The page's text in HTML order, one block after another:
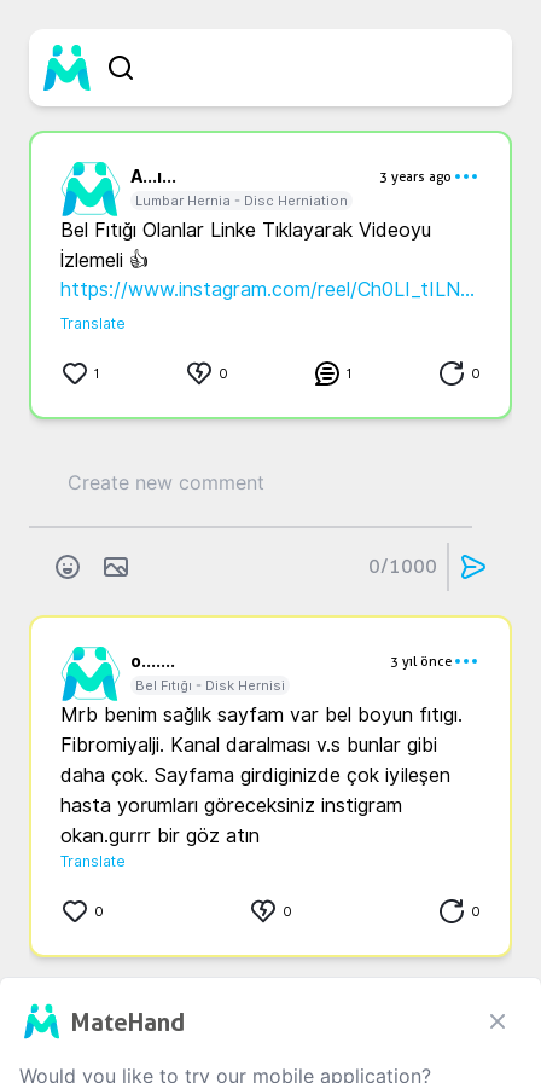
A...ı...
3 years ago
Lumbar Hernia - Disc Herniation
Bel Fıtığı Olanlar Linke Tıklayarak Videoyu
https://www.instagram.com/reel/Ch0LI_tILNy/?igshid=YmMyMTA2M2Y=
Translate
1 0 1 0
0/1000
o.......
3 yıl önce
Bel Fıtığı - Disk Hernisi
Mrb benim sağlık sayfam var bel boyun fıtıgı.
Fibromiyalji. Kanal daralması v.s bunlar gibi
daha çok. Sayfama girdiginizde çok iyileşen
hasta yorumları göreceksiniz instigram
okan.gurrr bir göz atın
Translate
0 0 0
MateHand
Would you like to try our mobile application?